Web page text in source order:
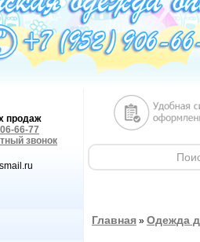
продаж
66-77
звонок
Главная » Одежда